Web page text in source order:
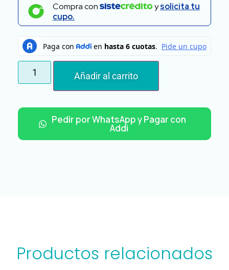
Compra con ysolicita tu
cupo.
Añadir al carrito
Pedir por WhatsApp y Pagar con
Addi
Productos relacionados